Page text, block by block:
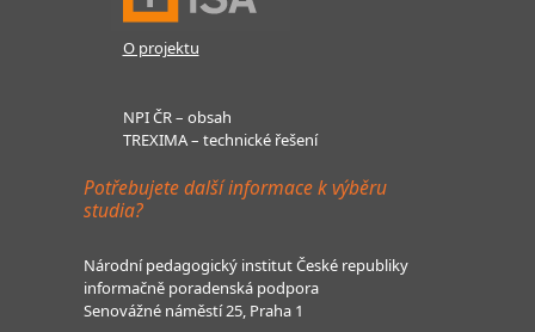
O projektu
NPI ČR – obsah
TREXIMA – technické řešení
Potřebujete další informace k výběru
studia?
Národní pedagogický institut České republiky
informačně poradenská podpora
Senovážné náměstí 25, Praha 1